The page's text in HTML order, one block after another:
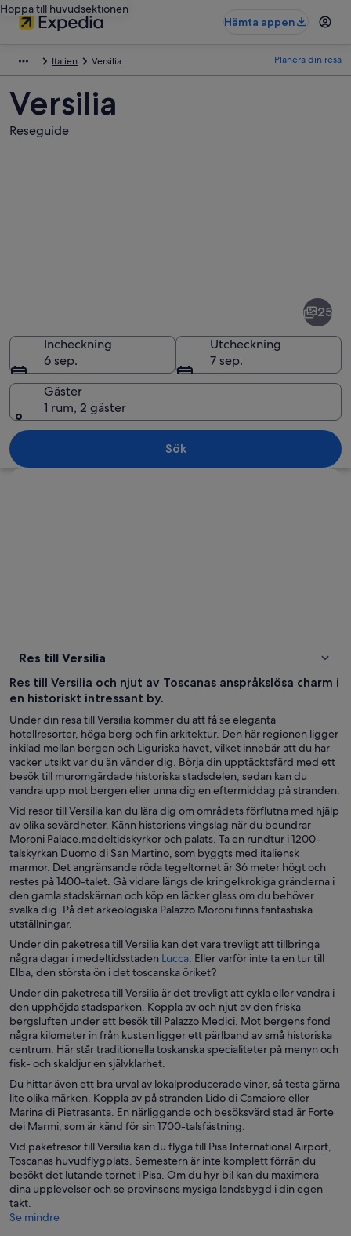
Hoppa till huvudsektionen
Hämta appen
Italien Versilia Planera din resa
Versilia
Reseguide
En gata med parkerade bilar,
25
Incheckning
6 sep.
Utcheckning
7 sep.
Gäster
1 rum, 2 gäster
Sök
Res till Versilia
Res till Versilia och njut av Toscanas anspråkslösa charm i
en historiskt intressant by.
Under din resa till Versilia kommer du att få se eleganta
hotellresorter, höga berg och fin arkitektur. Den här regionen ligger
inkilad mellan bergen och Liguriska havet, vilket innebär att du har
vacker utsikt var du än vänder dig. Börja din upptäcktsfärd med ett
besök till muromgärdade historiska stadsdelen, sedan kan du
vandra upp mot bergen eller unna dig en eftermiddag på stranden.
Vid resor till Versilia kan du lära dig om områdets förflutna med hjälp
av olika sevärdheter. Känn historiens vingslag när du beundrar
Moroni Palace.medeltidskyrkor och palats. Ta en rundtur i 1200-
talskyrkan Duomo di San Martino, som byggts med italiensk
marmor. Det angränsande röda tegeltornet är 36 meter högt och
restes på 1400-talet. Gå vidare längs de kringelkrokiga gränderna i
den gamla stadskärnan och köp en läcker glass om du behöver
svalka dig. På det arkeologiska Palazzo Moroni finns fantastiska
utställningar.
Under din paketresa till Versilia kan det vara trevligt att tillbringa
några dagar i medeltidsstaden LuccaÖ
p
n
a
s
i
e
t
n
y
t
f
ö
n
s
. Eller varför inte ta en tur till
Elba, den största ön i det toscanska öriket?
Under din paketresa till Versilia är det trevligt att cykla eller vandra i
den upphöjda stadsparken. Koppla av och njut av den friska
bergsluften under ett besök till Palazzo Medici. Mot bergens fond
några kilometer in från kusten ligger ett pärlband av små historiska
centrum. Här står traditionella toskanska specialiteter på menyn och
fisk- och skaldjur en självklarhet.
Du hittar även ett bra urval av lokalproducerade viner, så testa gärna
lite olika märken. Koppla av på stranden Lido di Camaiore eller
Marina di Pietrasanta. En närliggande och besöksvärd stad är Forte
dei Marmi, som är känd för sin 1700-talsfästning.
Vid paketresor till Versilia kan du flyga till Pisa International Airport,
Toscanas huvudflygplats. Semestern är inte komplett förrän du
besökt det lutande tornet i Pisa. Om du hyr bil kan du maximera
dina upplevelser och se provinsens mysiga landsbygd i din egen
takt.
Se mindre